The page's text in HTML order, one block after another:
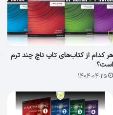
هر کدام از کتاب‌های تاپ ناچ چند ترم
است؟
1404-04-25